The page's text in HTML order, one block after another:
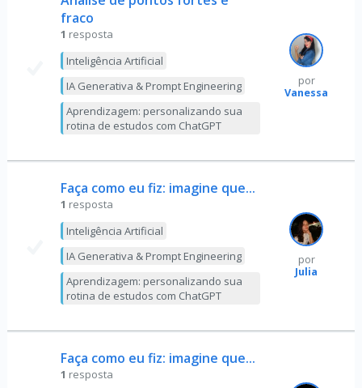
fraco
1 resposta
Inteligência Artificial
IA Generativa & Prompt Engineering
Aprendizagem: personalizando sua
rotina de estudos com ChatGPT
por
Vanessa
Faça como eu fiz: imagine que...
1 resposta
Inteligência Artificial
IA Generativa & Prompt Engineering
Aprendizagem: personalizando sua
rotina de estudos com ChatGPT
por
Julia
Faça como eu fiz: imagine que...
1 resposta